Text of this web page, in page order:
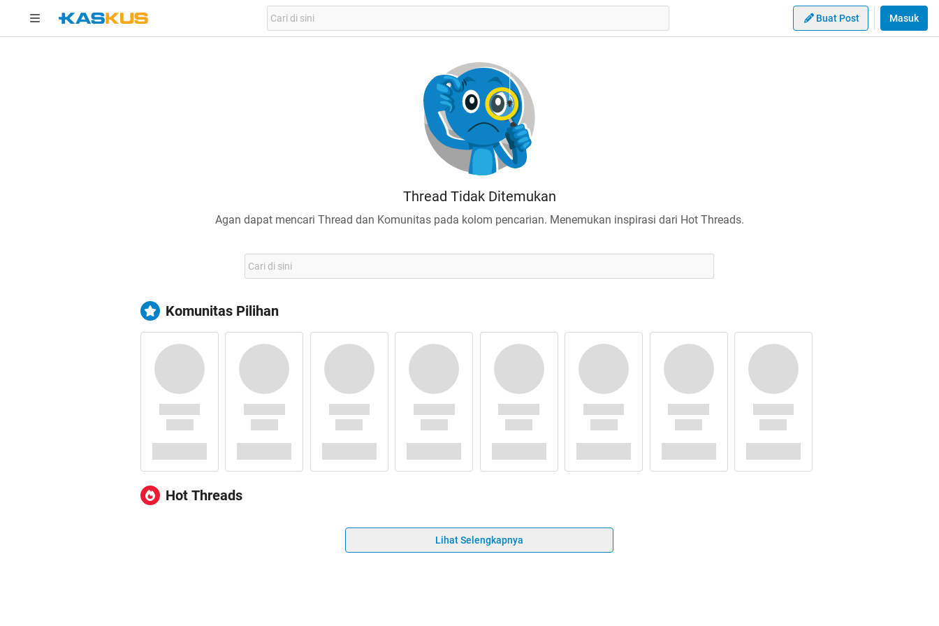
Buat Post Masuk
Thread Tidak Ditemukan
Agan dapat mencari Thread dan Komunitas pada kolom pencarian. Menemukan inspirasi dari Hot Threads.
Komunitas Pilihan
Hot Threads
Lihat Selengkapnya